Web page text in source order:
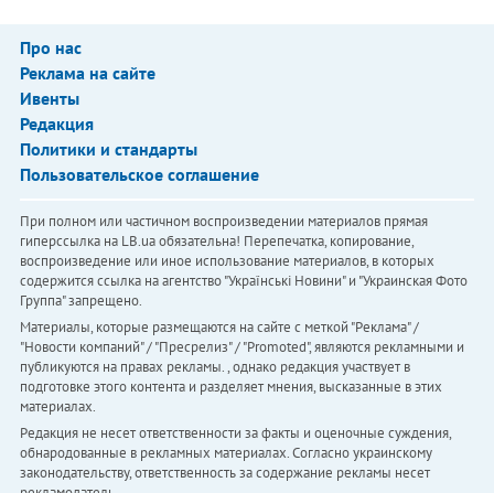
Про нас
Реклама на сайте
Ивенты
Редакция
Политики и стандарты
Пользовательское соглашение
При полном или частичном воспроизведении материалов прямая
гиперссылка на LB.ua обязательна! Перепечатка, копирование,
воспроизведение или иное использование материалов, в которых
содержится ссылка на агентство "Українськi Новини" и "Украинская Фото
Группа" запрещено.
Материалы, которые размещаются на сайте с меткой "Реклама" /
"Новости компаний" / "Пресрелиз" / "Promoted", являются рекламными и
публикуются на правах рекламы. , однако редакция участвует в
подготовке этого контента и разделяет мнения, высказанные в этих
материалах.
Редакция не несет ответственности за факты и оценочные суждения,
обнародованные в рекламных материалах. Согласно украинскому
законодательству, ответственность за содержание рекламы несет